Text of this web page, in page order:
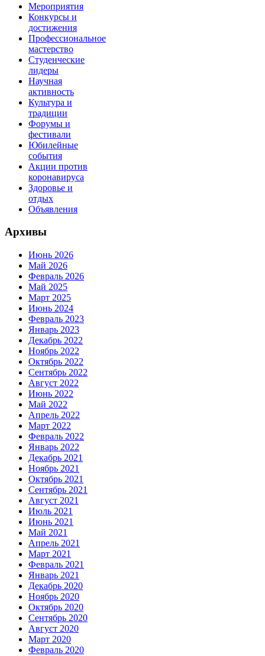
Мероприятия
Конкурсы и
достижения
Профессиональное
мастерство
Студенческие
лидеры
Научная
активность
Культура и
традиции
Форумы и
фестивали
Юбилейные
события
Акции против
коронавируса
Здоровье и
отдых
Объявления
Архивы
Июнь 2026
Май 2026
Февраль 2026
Май 2025
Март 2025
Июнь 2024
Февраль 2023
Январь 2023
Декабрь 2022
Ноябрь 2022
Октябрь 2022
Сентябрь 2022
Август 2022
Июнь 2022
Май 2022
Апрель 2022
Март 2022
Февраль 2022
Январь 2022
Декабрь 2021
Ноябрь 2021
Октябрь 2021
Сентябрь 2021
Август 2021
Июль 2021
Июнь 2021
Май 2021
Апрель 2021
Март 2021
Февраль 2021
Январь 2021
Декабрь 2020
Ноябрь 2020
Октябрь 2020
Сентябрь 2020
Август 2020
Март 2020
Февраль 2020